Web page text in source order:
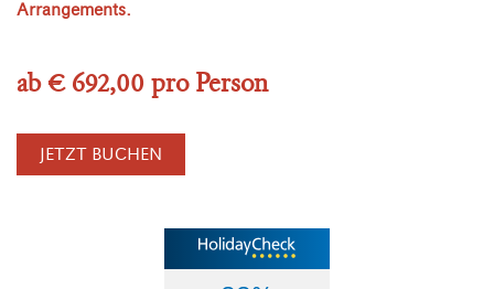
Arrangements.
ab € 692,00 pro Person
JETZT BUCHEN